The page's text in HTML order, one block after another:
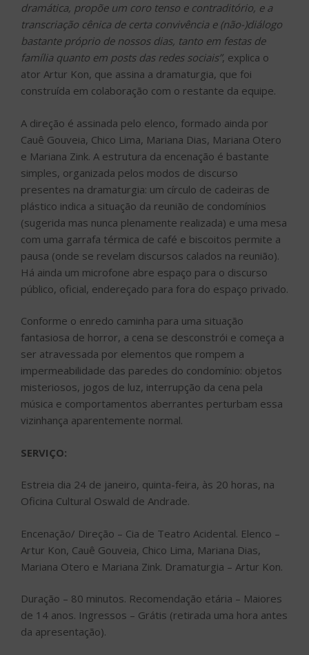
dramática, propõe um coro tenso e contraditório, e a
transcriação cênica de certa convivência e (não-)diálogo
bastante próprio de nossos dias, tanto em festas de
família quanto em posts das redes sociais”, explica o
ator Artur Kon, que assina a dramaturgia, que foi
construída em colaboração com o restante da equipe.
A direção é assinada pelo elenco, formado ainda por
Cauê Gouveia, Chico Lima, Mariana Dias, Mariana Otero
e Mariana Zink. A estrutura da encenação é bastante
simples, organizada pelos modos de discurso
presentes na dramaturgia: um círculo de cadeiras de
plástico indica a situação da reunião de condomínios
(sugerida mas nunca plenamente realizada) e uma mesa
com uma garrafa térmica de café e biscoitos permite a
pausa (onde se revelam discursos calados na reunião).
Há ainda um microfone abre espaço para o discurso
público, oficial, endereçado para fora do espaço privado.
Conforme o enredo caminha para uma situação
fantasiosa de horror, a cena se desconstrói e começa a
ser atravessada por elementos que rompem a
impermeabilidade das paredes do condomínio: objetos
misteriosos, jogos de luz, interrupção da cena pela
música e comportamentos aberrantes perturbam essa
vizinhança aparentemente normal.
SERVIÇO:
Estreia dia 24 de janeiro, quinta-feira, às 20 horas, na
Oficina Cultural Oswald de Andrade.
Encenação/ Direção – Cia de Teatro Acidental. Elenco –
Artur Kon, Cauê Gouveia, Chico Lima, Mariana Dias,
Mariana Otero e Mariana Zink. Dramaturgia – Artur Kon.
Duração – 80 minutos. Recomendação etária – Maiores
de 14 anos. Ingressos – Grátis (retirada uma hora antes
da apresentação).